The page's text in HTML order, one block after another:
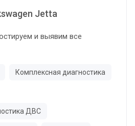
Jetta
и выявим все
Комплексная диагностика
ДВС